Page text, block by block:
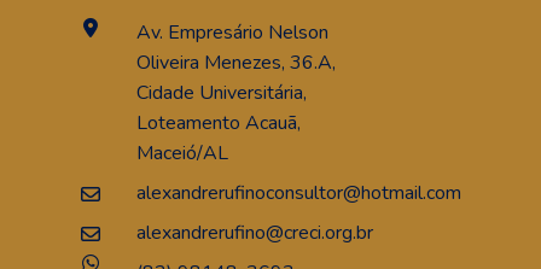
Av. Empresário Nelson
Oliveira Menezes, 36.A,
Cidade Universitária,
Loteamento Acauã,
Maceió/AL
alexandrerufinoconsultor@hotmail.com
alexandrerufino@creci.org.br